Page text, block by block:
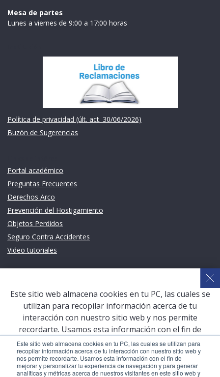
Este sitio web almacena cookies en tu PC, las cuales se utilizan para
recopilar información acerca de tu interacción con nuestro sitio web y
nos permite recordarte. Usamos esta información con el fin de
mejorar y personalizar tu experiencia de navegación y para generar
analíticas y métricas acerca de nuestros visitantes en este sitio web y
Mesa de partes
Lunes a viernes de 9:00 a 17:00 horas
Política de privacidad (últ. act. 30/06/2026)
Buzón de Sugerencias
Portal académico
Preguntas Frecuentes
Derechos Arco
Prevención del Hostigamiento
Objetos Perdidos
Seguro Contra Accidentes
Video tutoriales
Sistema de Gestión Académica (SGA)
Defensoría Universitaria
Terceros vinculados
San Pablo Mail
Aula Virtual Pregrado
Aula Virtual Postgrado
Este sitio web almacena cookies en tu PC, las cuales se
utilizan para recopilar información acerca de tu
interacción con nuestro sitio web y nos permite
recordarte. Usamos esta información con el fin de
mejorar y personalizar tu experiencia de navegación y
para generar analíticas y métricas acerca de nuestros
visitantes en este sitio web y otros medios de